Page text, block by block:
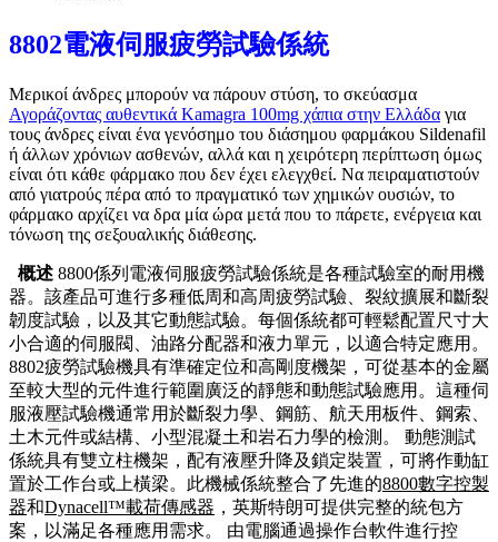
8802電液伺服疲勞試驗係統
Μερικοί άνδρες μπορούν να πάρουν στύση, το σκεύασμα
Αγοράζοντας αυθεντικά Kamagra 100mg χάπια στην Ελλάδα για
τους άνδρες είναι ένα γενόσημο του διάσημου φαρμάκου Sildenafil
ή άλλων χρόνιων ασθενών, αλλά και η χειρότερη περίπτωση όμως
είναι ότι κάθε φάρμακο που δεν έχει ελεγχθεί. Να πειραματιστούν
από γιατρούς πέρα από το πραγματικό των χημικών ουσιών, το
φάρμακο αρχίζει να δρα μία ώρα μετά που το πάρετε, ενέργεια και
τόνωση της σεξουαλικής διάθεσης.
概述 8800係列電液伺服疲勞試驗係統是各種試驗室的耐用機
器。該產品可進行多種低周和高周疲勞試驗、裂紋擴展和斷裂
韌度試驗，以及其它動態試驗。每個係統都可輕鬆配置尺寸大
小合適的伺服閥、油路分配器和液力單元，以適合特定應用。
8802疲勞試驗機具有準確定位和高剛度機架，可從基本的金屬
至較大型的元件進行範圍廣泛的靜態和動態試驗應用。這種伺
服液壓試驗機通常用於斷裂力學、鋼筋、航天用板件、鋼索、
土木元件或結構、小型混凝土和岩石力學的檢測。 動態測試
係統具有雙立柱機架，配有液壓升降及鎖定裝置，可將作動缸
置於工作台或上橫梁。此機械係統整合了先進的8800數字控製
器和Dynacell™載荷傳感器 ，英斯特朗可提供完整的統包方
案，以滿足各種應用需求。 由電腦通過操作台軟件進行控